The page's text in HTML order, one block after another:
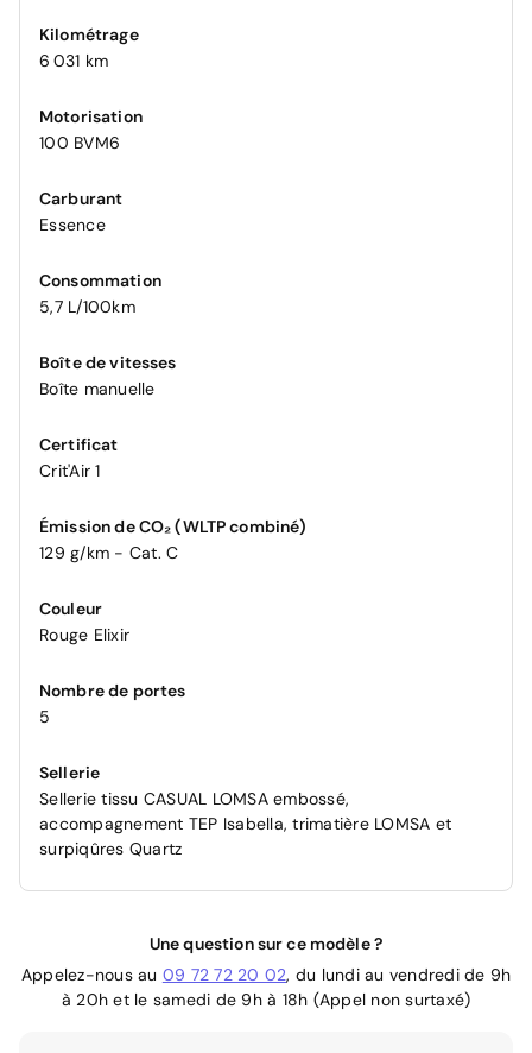
Kilométrage
6 031 km
Motorisation
100 BVM6
Carburant
Essence
Consommation
5,7 L/100km
Boîte de vitesses
Boîte manuelle
Certificat
Crit'Air 1
Émission de CO₂ (WLTP combiné)
129 g/km - Cat. C
Couleur
Rouge Elixir
Nombre de portes
5
Sellerie
Sellerie tissu CASUAL LOMSA embossé,
accompagnement TEP Isabella, trimatière LOMSA et
surpiqûres Quartz
Une question sur ce modèle ?
Appelez-nous au 09 72 72 20 02, du lundi au vendredi de 9h
à 20h et le samedi de 9h à 18h (Appel non surtaxé)